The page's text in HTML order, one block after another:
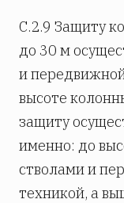
С.2.9 Защиту
до 30 м
и
высоте
защиту
именно: до
стволами и
техникой, а